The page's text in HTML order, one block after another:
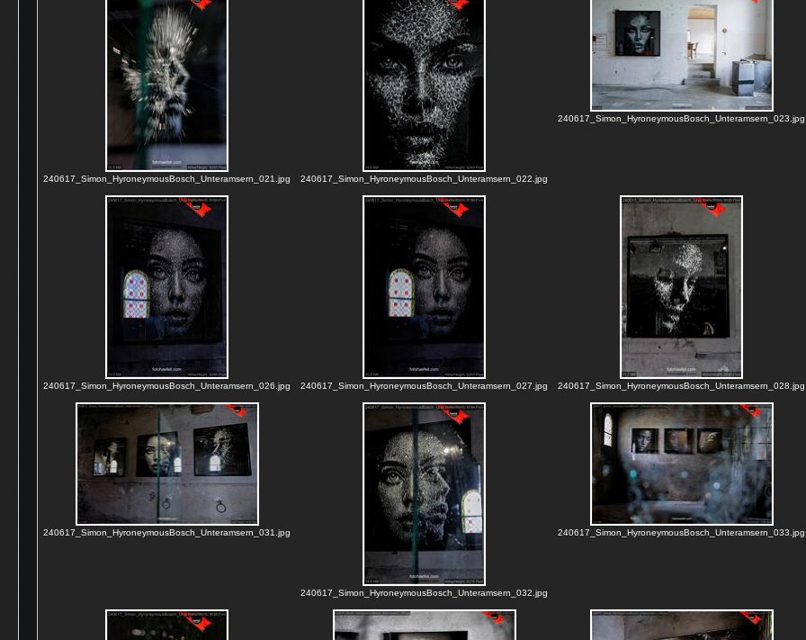
240617_Simon_HyroneymousBosch_Unteramsern_021.jpg 240617_Simon_HyroneymousBosch_Unteramsern_022.jpg
240617_Simon_HyroneymousBosch_Unteramsern_023.jpg
240617_Simon_HyroneymousBosch_Unteramsern_026.jpg 240617_Simon_HyroneymousBosch_Unteramsern_027.jpg 240617_Simon_HyroneymousBosch_Unteramsern_028.jpg
240617_Simon_HyroneymousBosch_Unteramsern_031.jpg
240617_Simon_HyroneymousBosch_Unteramsern_032.jpg
240617_Simon_HyroneymousBosch_Unteramsern_033.jpg